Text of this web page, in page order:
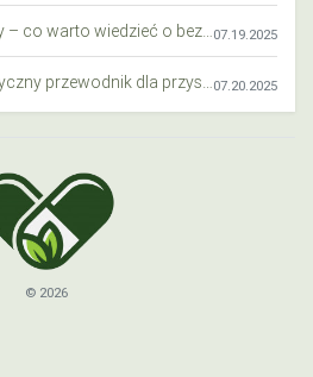
07.19.2025
07.20.2025
© 2026